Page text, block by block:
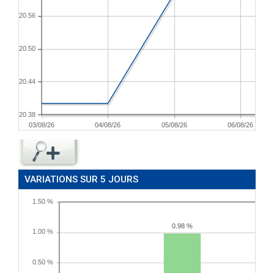
03/08/26 04/08/26 05/08/26 06/08/26
20.38
20.44
20.50
20.56
VARIATIONS SUR 5 JOURS